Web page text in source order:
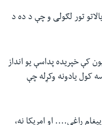
تور لګولی و چې د ده د
کې خپریده پداسې یو انداز
کول یادونه وکړله چې
راغی.... او امریکا نه،